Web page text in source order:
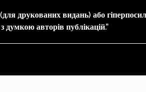
друкованих видань) або
авторів публікацій.”